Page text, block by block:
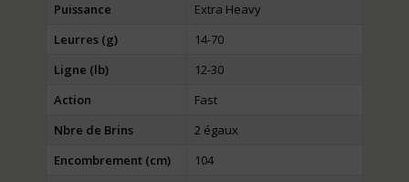
Puissance
Extra Heavy
Leurres (g)
14-70
Ligne (lb)
12-30
Action
Fast
Nbre de Brins
2 égaux
Encombrement (cm)
104